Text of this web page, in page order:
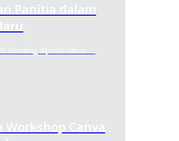
Panitia dalam
Bandung dipadati ribuan…
Canva